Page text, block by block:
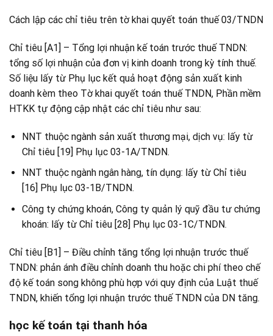
Cách lập các chỉ tiêu trên tờ khai quyết toán thuế 03/TNDN
Chỉ tiêu [A1] – Tổng lợi nhuận kế toán trước thuế TNDN:
tổng số lợi nhuận của đơn vị kinh doanh trong kỳ tính thuế.
Số liệu lấy từ Phụ lục kết quả hoạt động sản xuất kinh
doanh kèm theo Tờ khai quyết toán thuế TNDN, Phần mềm
HTKK tự động cập nhật các chỉ tiêu như sau:
NNT thuộc ngành sản xuất thương mại, dịch vụ: lấy từ
Chỉ tiêu [19] Phụ lục 03-1A/TNDN.
NNT thuộc ngành ngân hàng, tín dụng: lấy từ Chỉ tiêu
[16] Phụ lục 03-1B/TNDN.
Công ty chứng khoán, Công ty quản lý quỹ đầu tư chứng
khoán: lấy từ Chỉ tiêu [28] Phụ lục 03-1C/TNDN.
Chỉ tiêu [B1] – Điều chỉnh tăng tổng lợi nhuận trước thuế
TNDN: phản ánh điều chỉnh doanh thu hoặc chi phí theo chế
độ kế toán song không phù hợp với quy định của Luật thuế
TNDN, khiến tổng lợi nhuận trước thuế TNDN của DN tăng.
học kế toán tại thanh hóa